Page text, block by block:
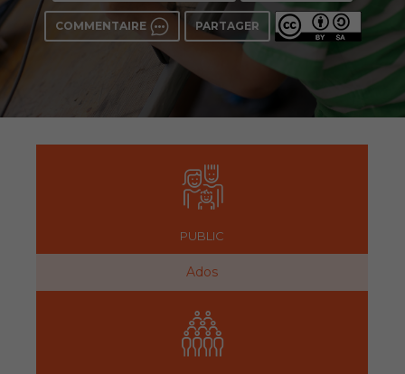
COMMENTAIRE PARTAGER
PUBLIC
Ados